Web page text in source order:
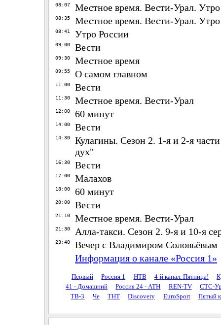
08:07 Местное время. Вести-Урал. Утро
08:35 Местное время. Вести-Урал. Утро
08:41 Утро России
09:00 Вести
09:30 Местное время
09:55 О самом главном
11:00 Вести
11:30 Местное время. Вести-Урал
12:00 60 минут
14:00 Вести
14:30
Кулагины. Сезон 2. 1-я и 2-я
дух"
16:30 Вести
17:00 Малахов
18:00 60 минут
20:00 Вести
21:10 Местное время. Вести-Урал
21:30 Алла-такси. Сезон 2. 9-я и 10-я
23:40
Вечер с Владимиром Соловьёвым
Информация о канале «Россия 1»
Первый Россия 1 НТВ 4-й канал. Пятница!
41 - Домашний
Россия 24 - АТН REN-TV
СТС-
ТВ-3
Че ТНТ Discovery EuroSport Пятый